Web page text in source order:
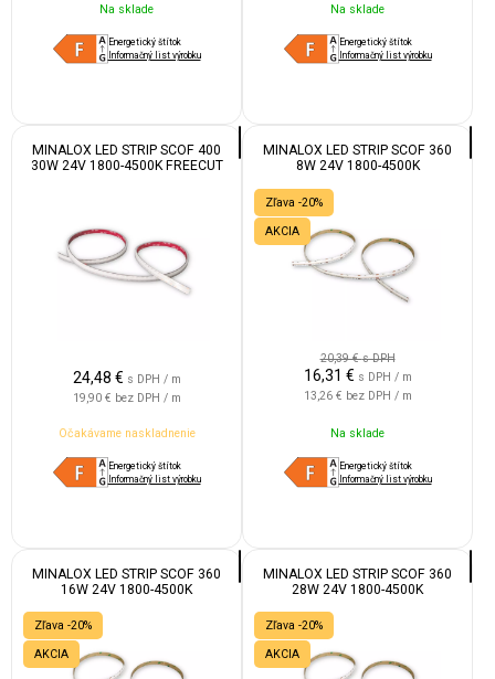
Na sklade
Energetický štítok
Informačný list výrobku
Na sklade
Energetický štítok
Informačný list výrobku
MINALOX LED STRIP SCOF 400
30W 24V 1800-4500K FREECUT
24,48 € s DPH / m
19,90 € bez DPH / m
Očakávame naskladnenie
Energetický štítok
Informačný list výrobku
MINALOX LED STRIP SCOF 360
8W 24V 1800-4500K
Zľava -20%
AKCIA
20,39 €s DPH
16,31 € s DPH / m
13,26 € bez DPH / m
Na sklade
Energetický štítok
Informačný list výrobku
MINALOX LED STRIP SCOF 360
16W 24V 1800-4500K
Zľava -20%
AKCIA
MINALOX LED STRIP SCOF 360
28W 24V 1800-4500K
Zľava -20%
AKCIA